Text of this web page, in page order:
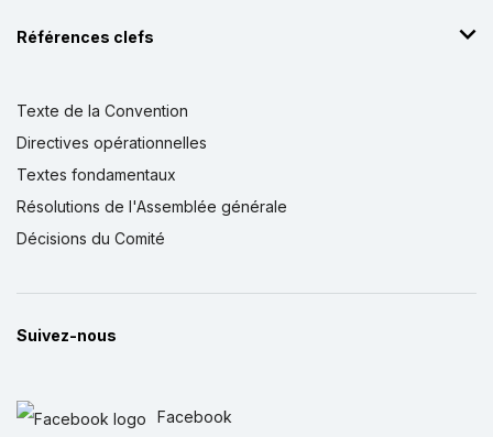
Références clefs
Texte de la Convention
Directives opérationnelles
Textes fondamentaux
Résolutions de l'Assemblée générale
Décisions du Comité
Suivez-nous
Facebook